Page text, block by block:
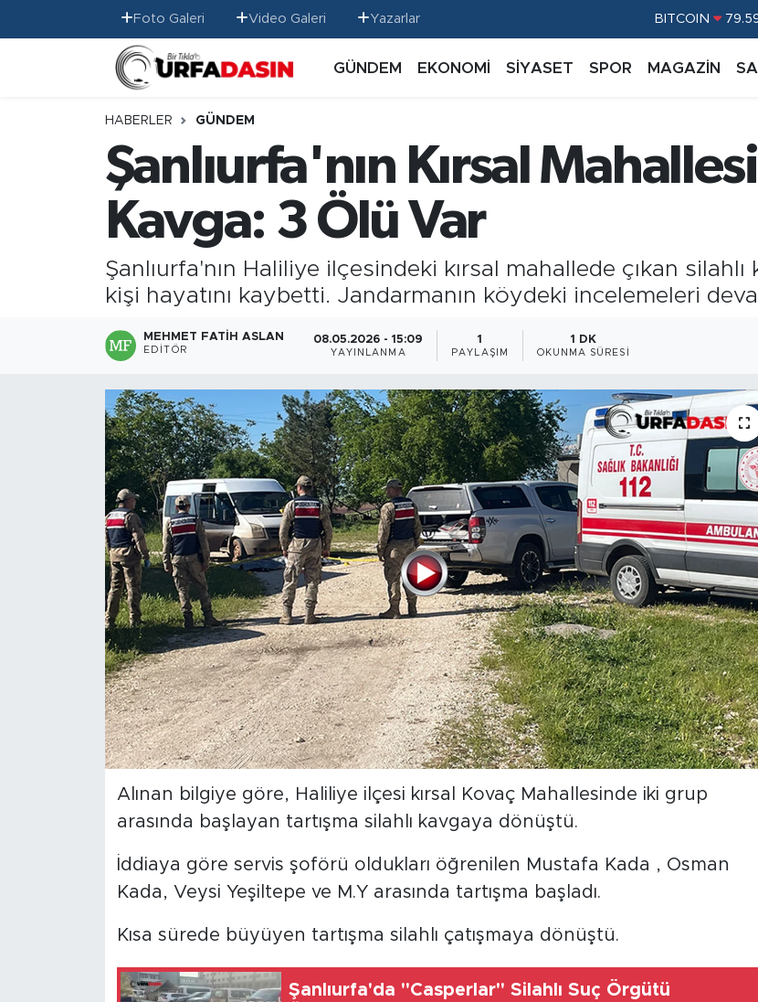
Foto Galeri Video Galeri Yazarlar BITCOIN
G.ALTIN
BİST100
GÜNDEM EKONOMİ SİYASET SPOR MAGAZİN
HABERLER GÜNDEM
Şanlıurfa'nın Kırsal
Kavga: 3 Ölü Var
Şanlıurfa'nın Haliliye ilçesindeki kırsal mahallede çıkan
kişi hayatını kaybetti. Jandarmanın köydeki incelemeleri
MEHMET FATIH ASLAN
EDITÖR
08.05.2026 - 15:09
YAYINLANMA
1
PAYLAŞIM
1 DK
OKUNMA SÜRESI
Alınan bilgiye göre, Haliliye ilçesi kırsal Kovaç Mahallesinde iki grup
arasında başlayan tartışma silahlı kavgaya dönüştü.
İddiaya göre servis şoförü oldukları öğrenilen Mustafa Kada , Osman
Kada, Veysi Yeşiltepe ve M.Y arasında tartışma başladı.
Kısa sürede büyüyen tartışma silahlı çatışmaya dönüştü.
Şanlıurfa'da "Casperlar" Silahlı Suç Örgütü
GÜNDEM
EKONOMİ
SİYASET
SAĞLIK
TEKNOLOJİ
OTOMOBİL
Gizlilik ve Güvenlik Politikası
İletişim
Nöbetçi Eczaneler
Hava Durumu
Namaz Vakitleri
Trafik Durumu
Tüm Manşetler
Son Dakika Haberleri
Haber Arşivi